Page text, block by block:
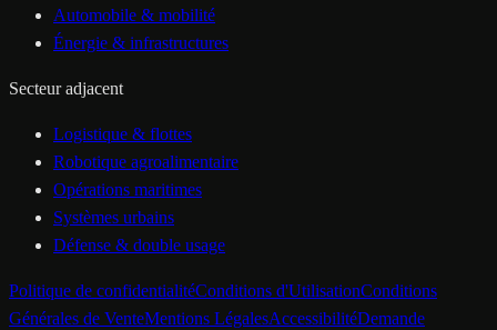
Automobile & mobilité
Énergie & infrastructures
Secteur adjacent
Logistique & flottes
Robotique agroalimentaire
Opérations maritimes
Systèmes urbains
Défense & double usage
Politique de confidentialitéConditions d'UtilisationConditions
Générales de VenteMentions LégalesAccessibilitéDemande